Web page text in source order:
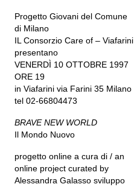
Progetto Giovani del Comune
di Milano
IL Consorzio Care of – Viafarini
presentano
VENERDÌ 10 OTTOBRE 1997
ORE 19
in Viafarini via Farini 35 Milano
tel 02-66804473
BRAVE NEW WORLD
Il Mondo Nuovo
progetto online a cura di / an
online project curated by
Alessandra Galasso sviluppo